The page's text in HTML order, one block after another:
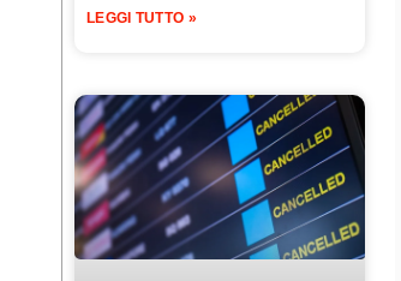
LEGGI TUTTO »